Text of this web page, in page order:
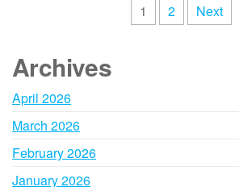
1 2 Next
Archives
April 2026
March 2026
February 2026
January 2026